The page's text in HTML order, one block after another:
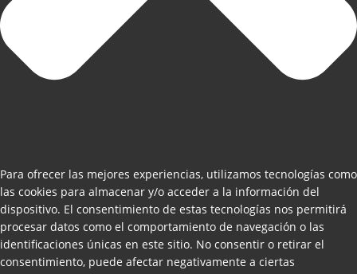
Para ofrecer las mejores experiencias, utilizamos tecnologías como
las cookies para almacenar y/o acceder a la información del
dispositivo. El consentimiento de estas tecnologías nos permitirá
procesar datos como el comportamiento de navegación o las
identificaciones únicas en este sitio. No consentir o retirar el
consentimiento, puede afectar negativamente a ciertas